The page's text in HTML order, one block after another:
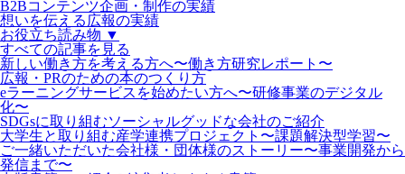
B2Bコンテンツ企画・制作の実績
想いを伝える広報の実績
お役立ち読み物 ▼
すべての記事を見る
新しい働き方を考える方へ〜働き方研究レポート〜
広報・PRのための本のつくり方
eラーニングサービスを始めたい方へ〜研修事業のデジタル
化〜
SDGsに取り組むソーシャルグッドな会社のご紹介
大学生と取り組む産学連携プロジェクト〜課題解決型学習〜
ご一緒いただいた会社様・団体様のストーリー〜事業開発から
発信まで〜